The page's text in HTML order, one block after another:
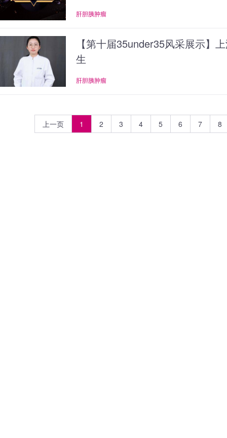
肝胆胰肿瘤
【第十届35under35风采展示】
生
肝胆胰肿瘤
上一页 1 2 3 4 5 6 7 8